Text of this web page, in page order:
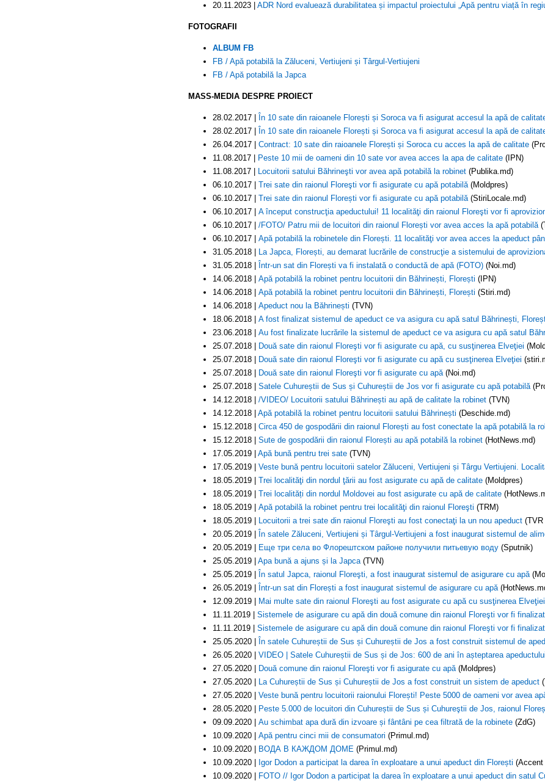
20.11.2023 | ADR Nord evaluează durabilitatea și impactul proiectului „Apă pentru viață în
FOTOGRAFII
ALBUM FB
FB / Apă potabilă la Zăluceni, Vertiujeni și Târgul-Vertiujeni
FB / Apă potabilă la Japca
MASS-MEDIA DESPRE PROIECT
28.02.2017 | În 10 sate din raioanele Florești și Soroca va fi asigurat accesul la apă de
28.02.2017 |
În 10 sate din raioanele Florești și Soroca va fi asigurat accesul la apă de
26.04.2017 | Contract: 10 sate din raioanele Florești și Soroca cu acces la apă de calitate
11.08.2017 |
Peste 10 mii de oameni din 10 sate vor avea acces la apa de calitate (IPN)
11.08.2017 |
Locuitorii satului Băhrineşti vor avea apă potabilă la robinet (Publika.md)
06.10.2017 | Trei sate din raionul Floreşti vor fi asigurate cu apă potabilă(Moldpres)
06.10.2017 | Trei sate din raionul Florești vor fi asigurate cu apă potabilă(StiriLocale.md)
06.10.2017 | A început construcţia apeductului! 11 localităţi din raionul Floreşti vor fi
06.10.2017 | /FOTO/ Patru mii de locuitori din raionul Florești vor avea acces la apă potabilă
06.10.2017 | Apă potabilă la robinetele din Florești. 11 localităţi vor avea acces la apeduct
31.05.2018 |
La Japca, Florești, au demarat lucrările de construcţie a sistemului de
31.05.2018 |
Într-un sat din Florești va fi instalată o conductă de apă (FOTO) (Noi.md)
14.06.2018 | Apă potabilă la robinet pentru locuitorii din Băhrinești, Florești (IPN)
14.06.2018 | Apă potabilă la robinet pentru locuitorii din Băhrinești, Florești (Stiri.md)
14.06.2018 | Apeduct nou la Băhrinești (TVN)
18.06.2018 | A fost finalizat sistemul de apeduct ce va asigura cu apă satul Băhrinești,
23.06.2018 | Au fost finalizate lucrările la sistemul de apeduct ce va asigura cu apă satul
25.07.2018 |
Două sate din raionul Floreşti vor fi asigurate cu apă, cu susţinerea Elveţiei
25.07.2018 |
Două sate din raionul Floreşti vor fi asigurate cu apă cu susţinerea Elveţiei
25.07.2018 |
Două sate din raionul Floreşti vor fi asigurate cu apă(Noi.md)
25.07.2018 | Satele Cuhureștii de Sus și Cuhureștii de Jos vor fi asigurate cu apă potabilă
14.12.2018 | /VIDEO/ Locuitorii satului Băhrinești au apă de calitate la robinet (TVN)
14.12.2018 | Apă potabilă la robinet pentru locuitorii satului Băhrinești (Deschide.md)
15.12.2018 | Circa 450 de gospodării din raionul Florești au fost conectate la apă potabilă la
15.12.2018 | Sute de gospodării din raionul Florești au apă potabilă la robinet (HotNews.md)
17.05.2019 | Apă bună pentru trei sate (TVN)
17.05.2019 | Veste bună pentru locuitorii satelor Zăluceni, Vertiujeni și Târgu Vertiujeni.
18.05.2019 | Trei localităţi din nordul ţării au fost asigurate cu apă de calitate (Moldpres)
18.05.2019 | Trei localități din nordul Moldovei au fost asigurate cu apă de calitate
18.05.2019 | Apă potabilă la robinet pentru trei localităţi din raionul Floreşti (TRM)
18.05.2019 |
Locuitorii a trei sate din raionul Floreşti au fost conectaţi la un nou apeduct (TVR
20.05.2019 |
În satele Zăluceni, Vertiujeni și Târgul-Vertiujeni a fost inaugurat sistemul de
20.05.2019 |
Еще три села во Флорештском районе получили питьевую воду (Sputnik)
25.05.2019 | Apa bună a ajuns și la Japca(TVN)
25.05.2019 |
În satul Japca, raionul Floreşti, a fost inaugurat sistemul de asigurare cu apă
26.05.2019 |
Într-un sat din Florești a fost inaugurat sistemul de asigurare cu apă
12.09.2019 |
Mai multe sate din raionul Floreşti au fost asigurate cu apă cu susţinerea Elveţiei
11.11.2019 | Sistemele de asigurare cu apă din două comune din raionul Floreşti vor fi
11.11.2019 | Sistemele de asigurare cu apă din două comune din raionul Floreşti vor fi
25.05.2020 |
În satele Cuhureștii de Sus și Cuhureștii de Jos a fost construit sistemul de
26.05.2020 | VIDEO | Satele Cuhureștii de Sus și de Jos: 600 de ani în așteptarea apeductului
27.05.2020 |
Două comune din raionul Floreşti vor fi asigurate cu apă(Moldpres)
27.05.2020 |
La Cuhureștii de Sus și Cuhureștii de Jos a fost construit un sistem de apeduct
27.05.2020 | Veste bună pentru locuitorii raionului Florești! Peste 5000 de oameni vor avea
28.05.2020 |
Peste 5.000 de locuitori din Cuhureștii de Sus și Cuhureştii de Jos, raionul
09.09.2020 | Au schimbat apa dură din izvoare și fântâni pe cea filtrată de la robinete (ZdG)
10.09.2020 | Apă pentru cinci mii de consumatori (Primul.md)
10.09.2020 |
ВОДА В КАЖДОМ ДОМЕ (Primul.md)
10.09.2020 |
Igor Dodon a participat la darea în exploatare a unui apeduct din Florești (Accent
10.09.2020 |
FOTO // Igor Dodon a participat la darea în exploatare a unui apeduct din satul